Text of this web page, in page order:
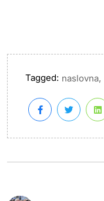
Tagged: naslovna,